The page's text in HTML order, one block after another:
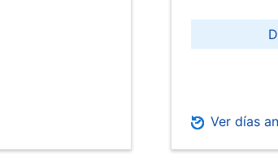
Ver días